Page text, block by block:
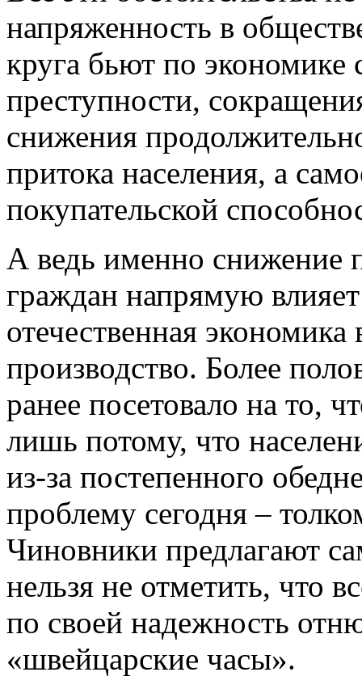
напряженность в
круга бьют по экономике
преступности,
снижения
притока населения, а
покупательской
А ведь именно снижение
граждан напрямую
отечественная
производство. Более
ранее посетовало на то,
лишь потому, что
из-за постепенного
проблему сегодня –
Чиновники предлагают
нельзя не отметить, что
по своей надежность
«швейцарские часы».